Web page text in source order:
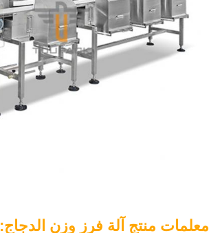
معلمات منتج آلة فرز وزن الدجاج: